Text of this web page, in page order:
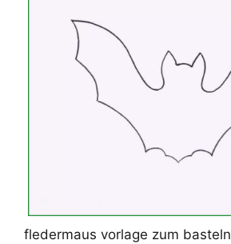
fledermaus vorlage zum basteln